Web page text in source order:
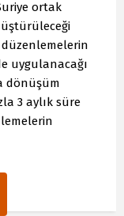
ortak
düzenlemelerin
uygulanacağı
dönüşüm
3 aylık süre